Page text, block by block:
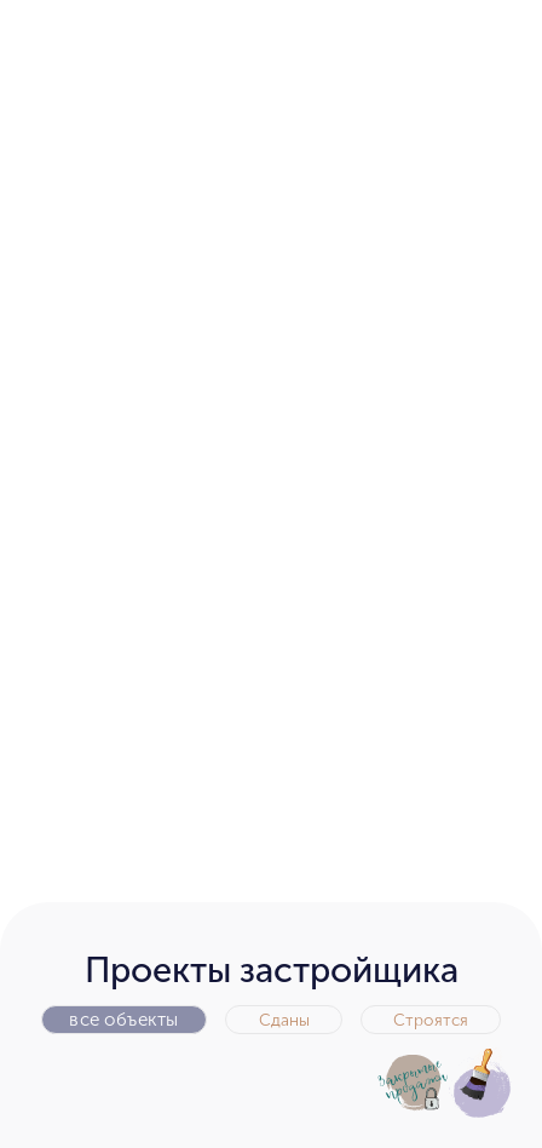
Проекты застройщика
все объекты Сданы Строятся